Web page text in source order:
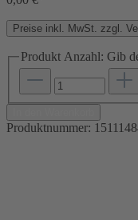
Preise inkl. MwSt. zzgl.
Produkt Anzahl: Gib
Produktnummer: